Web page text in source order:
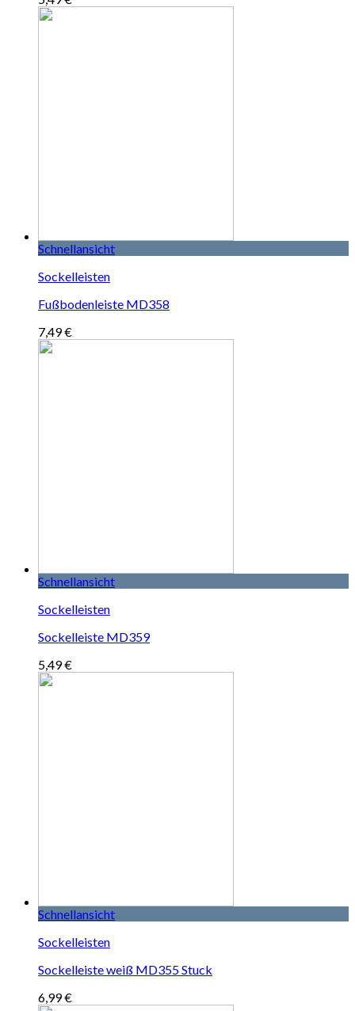
Schnellansicht
Sockelleisten
Fußbodenleiste MD358
7,49€
Schnellansicht
Sockelleisten
Sockelleiste MD359
5,49€
Schnellansicht
Sockelleisten
Sockelleiste weiß MD355 Stuck
6,99€